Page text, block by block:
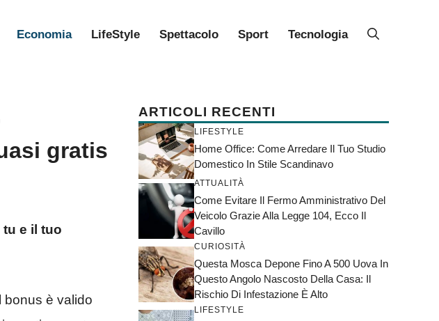
Economia LifeStyle Spettacolo Sport Tecnologia
gratis
e il tuo
bonus è valido
ARTICOLI RECENTI
LIFESTYLE
Home Office: Come Arredare Il Tuo Studio
Domestico In Stile Scandinavo
ATTUALITÀ
Come Evitare Il Fermo Amministrativo Del
Veicolo Grazie Alla Legge 104, Ecco Il
Cavillo
CURIOSITÀ
Questa Mosca Depone Fino A 500 Uova In
Questo Angolo Nascosto Della Casa: Il
Rischio Di Infestazione È Alto
LIFESTYLE